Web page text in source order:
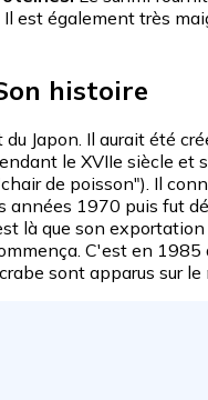
est également très
histoire
Japon. Il aurait été
le XVIIe siècle et
de poisson"). Il
années 1970 puis fut
là que son
C'est en 1985
sont apparus sur le